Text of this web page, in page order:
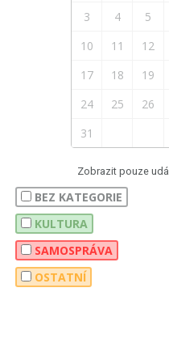
3
4 5
10
11 12
17
18 19
24
25 26
31
Zobrazit pouze
BEZ KATEGORIE
KULTURA
SAMOSPRÁVA
OSTATNÍ